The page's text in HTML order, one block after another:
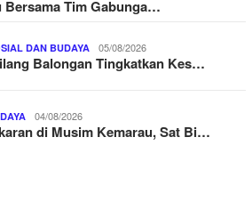
Bersama Tim Gabunga…
DAN BUDAYA 05/08/2026
Balongan Tingkatkan Kes…
04/08/2026
di Musim Kemarau, Sat Bi…